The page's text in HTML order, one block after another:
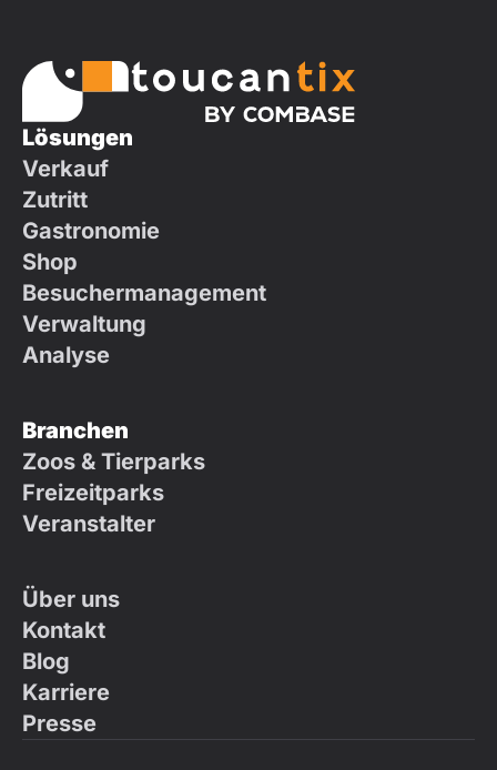
Lösungen
Verkauf
Zutritt
Gastronomie
Shop
Besuchermanagement
Verwaltung
Analyse
Branchen
Zoos & Tierparks
Freizeitparks
Veranstalter
Über uns
Kontakt
Blog
Karriere
Presse